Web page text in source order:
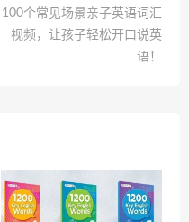
100个常见场景亲子英语词汇
视频，让孩子轻松开口说英
语！